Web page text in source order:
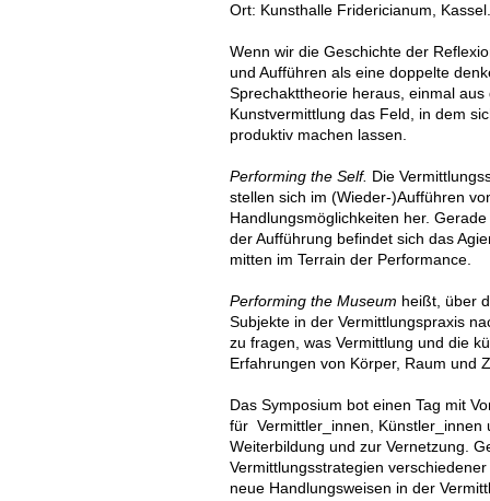
Ort: Kunsthalle Fridericianum, Kassel.
Wenn wir die Geschichte der
und Aufführen als eine doppelte
Sprechakttheorie heraus, einmal
Kunstvermittlung das Feld, in dem
produktiv machen lassen.
Performing the Self. Die
stellen sich im (Wieder-)Aufführen
Handlungsmöglichkeiten her.
der Aufführung befindet sich das
mitten im Terrain der Performance.
Performing the Museum heißt, über
Subjekte in der Vermittlungspraxis
zu fragen, was Vermittlung und die
Erfahrungen von Körper, Raum und
Das Symposium bot einen Tag mit
für Vermittler_innen, Künstler_innen
Weiterbildung und zur Vernetzung.
Vermittlungsstrategien
neue Handlungsweisen in der